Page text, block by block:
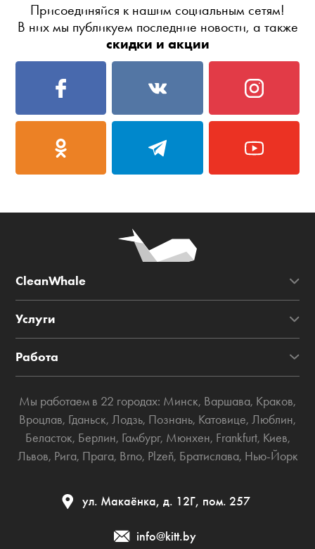
Присоединяйся к нашим социальным сетям!
В них мы публикуем последние новости, а также
скидки и акции
CleanWhale
Услуги
Работа
Мы работаем в 22 городах: Минск, Варшава, Краков,
Вроцлав, Гданьск, Лодзь, Познань, Катовице, Люблин,
Беласток, Берлин, Гамбург, Мюнхен, Frankfurt, Киев,
Львов, Рига, Прага, Brno, Plzeň, Братислава, Нью-Йорк
ул. Макаёнка, д. 12Г, пом. 257
info@kitt.by